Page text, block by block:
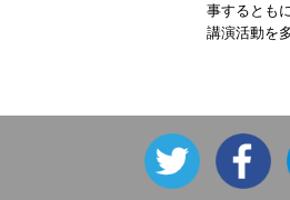
事するとも
講演活動を